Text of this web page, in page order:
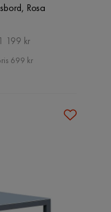
Rosa
199 kr
699 kr